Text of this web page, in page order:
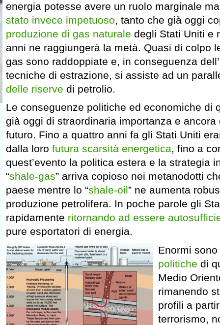
energia potesse avere un ruolo marginale
stato invece impetuoso, tanto che già oggi
produzione di gas naturale degli Stati Uniti e
anni ne raggiungerà la metà. Quasi di colpo
gas sono raddoppiate e, in conseguenza
tecniche di estrazione, si assiste ad un
delle riserve di petrolio.
Le conseguenze politiche ed economiche di
già oggi di straordinaria importanza e
futuro. Fino a quattro anni fa gli Stati Uniti
dalla loro futura scarsità energetica, fino a
quest’evento la politica estera e la strategia
“shale-gas” arriva copioso nei metanodotti
paese mentre lo “shale-oil” ne aumenta
produzione petrolifera. In poche parole gli
rapidamente ritornando ad essere
pure esportatori di energia.
Enormi
politiche di
Medio
rimanendo
profili a
terrorismo,